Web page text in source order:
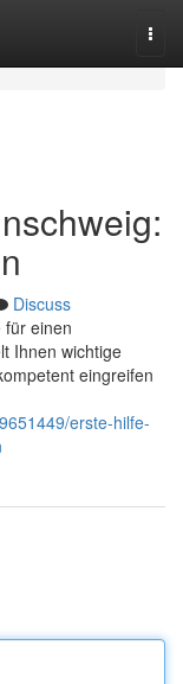
Discuss
für einen
Ihnen wichtige
eingreifen
erste-hilfe-